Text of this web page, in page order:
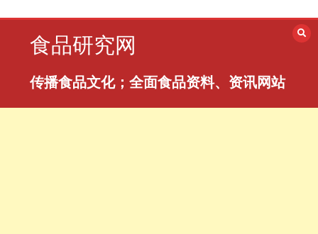
食品研究网
传播食品文化；全面食品资料、资讯网站